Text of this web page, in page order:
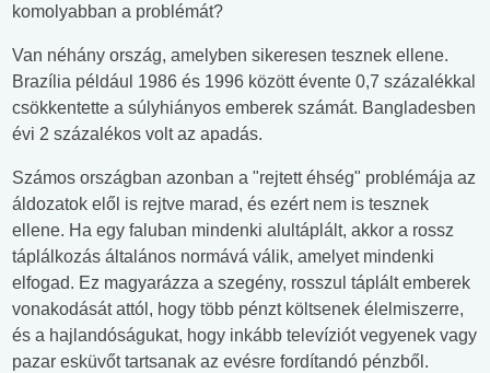
komolyabban a problémát?
Van néhány ország, amelyben sikeresen tesznek ellene.
Brazília például 1986 és 1996 között évente 0,7 százalékkal
csökkentette a súlyhiányos emberek számát. Bangladesben
évi 2 százalékos volt az apadás.
Számos országban azonban a "rejtett éhség" problémája az
áldozatok elől is rejtve marad, és ezért nem is tesznek
ellene. Ha egy faluban mindenki alultáplált, akkor a rossz
táplálkozás általános normává válik, amelyet mindenki
elfogad. Ez magyarázza a szegény, rosszul táplált emberek
vonakodását attól, hogy több pénzt költsenek élelmiszerre,
és a hajlandóságukat, hogy inkább televíziót vegyenek vagy
pazar esküvőt tartsanak az evésre fordítandó pénzből.